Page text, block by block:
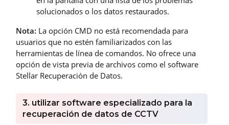
solucionados o los datos restaurados.
Nota: La opción CMD no está recomendada para
usuarios que no estén familiarizados con las
herramientas de línea de comandos. No ofrece una
opción de vista previa de archivos como el software
Stellar Recuperación de Datos.
3. utilizar software especializado para la
recuperación de datos de CCTV